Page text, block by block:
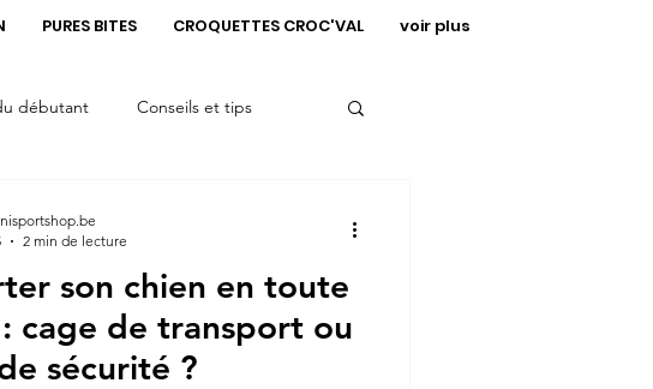
PURES BITES CROQUETTES CROC'VAL voir plus
débutant Conseils et tips
son chien en toute
cage de transport ou
sécurité ?
2 min de lecture